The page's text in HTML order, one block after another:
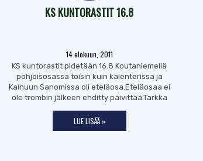
KS KUNTORASTIT 16.8
14 elokuun, 2011
KS kuntorastit pidetään 16.8 Koutaniemellä
pohjoisosassa toisin kuin kalenterissa ja
Kainuun Sanomissa oli eteläosa.Eteläosaa ei
ole trombin jälkeen ehditty päivittää.Tarkka
LUE LISÄÄ »